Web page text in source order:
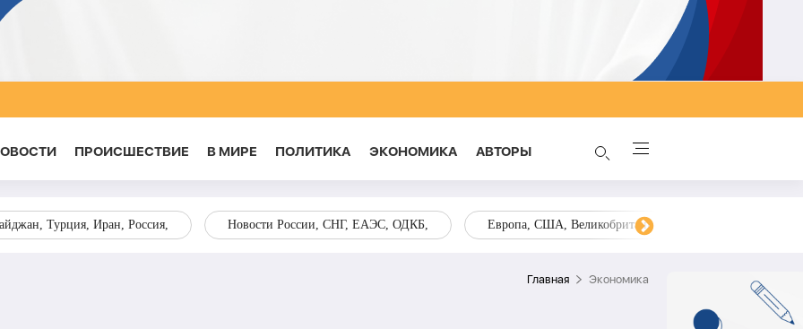
ПРОИСШЕСТВИЕ В МИРЕ ПОЛИТИКА ЭКОНОМИКА AВТОРЫ
Турция, Иран, Россия, Новости России, СНГ, ЕАЭС, ОДКБ, Европа, США, Великобритания, Украина, Запад,
Главная Экономика